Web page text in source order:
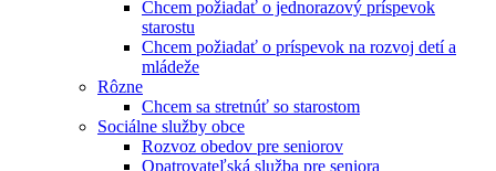
Chcem požiadať o jednorazový príspevok
starostu
Chcem požiadať o príspevok na rozvoj detí a
mládeže
Rôzne
Chcem sa stretnúť so starostom
Sociálne služby obce
Rozvoz obedov pre seniorov
Opatrovateľská služba pre seniora